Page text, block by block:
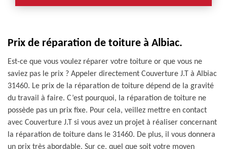
Prix de réparation de toiture à Albiac.
Est-ce que vous voulez réparer votre toiture or que vous ne
saviez pas le prix ? Appeler directement Couverture J.T à Albiac
31460. Le prix de la réparation de toiture dépend de la gravité
du travail à faire. C’est pourquoi, la réparation de toiture ne
possède pas un prix fixe. Pour cela, veillez mettre en contact
avec Couverture J.T si vous avez un projet à réaliser concernant
la réparation de toiture dans le 31460. De plus, il vous donnera
un prix très abordable. Sur ce, quel que soit votre moyen